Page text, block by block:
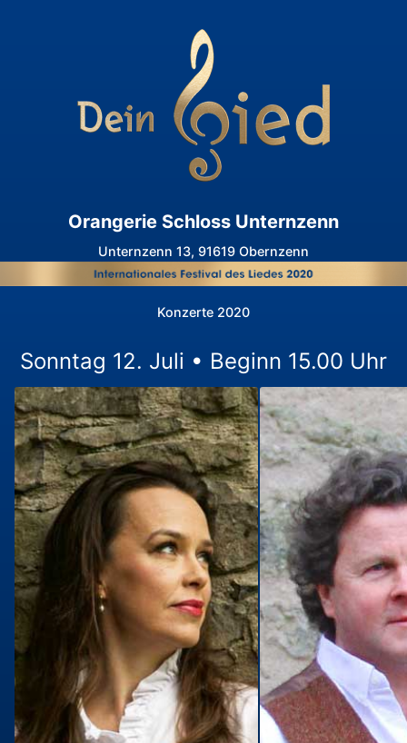
Orangerie Schloss Unternzenn
Unternzenn 13, 91619 Obernzenn
Konzerte 2020
Sonntag 12. Juli • Beginn 15.00 Uhr